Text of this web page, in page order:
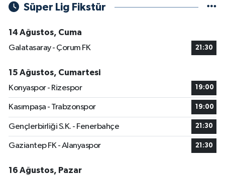
Süper Lig Fikstür
14 Ağustos, Cuma
Galatasaray - Çorum FK
21:30
15 Ağustos, Cumartesi
Konyaspor - Rizespor
19:00
Kasımpaşa - Trabzonspor 19:00
Gençlerbirliği S.K. - Fenerbahçe 21:30
Gaziantep FK - Alanyaspor 21:30
16 Ağustos, Pazar